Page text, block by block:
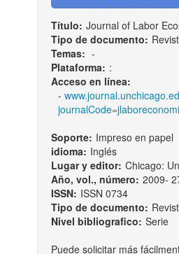
Título: Journal of Labor
Tipo de documento:
Temas: -
Plataforma: :
Acceso en línea:
-
Soporte: Impreso en papel
idioma: Inglés
Lugar y editor: Chicago:
Año, vol., número: 2009-
ISSN: ISSN 0734
Tipo de documento:
Nivel bibliografico: Serie
Puede solicitar más